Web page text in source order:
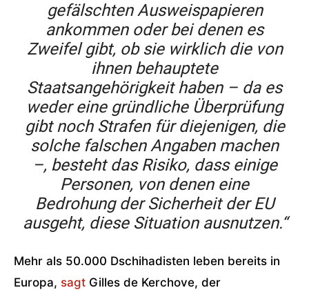
gefälschten Ausweispapieren
ankommen oder bei denen es
Zweifel gibt, ob sie wirklich die von
ihnen behauptete
Staatsangehörigkeit haben – da es
weder eine gründliche Überprüfung
gibt noch Strafen für diejenigen, die
solche falschen Angaben machen
–, besteht das Risiko, dass einige
Personen, von denen eine
Bedrohung der Sicherheit der EU
ausgeht, diese Situation ausnutzen.“
Mehr als 50.000 Dschihadisten leben bereits in
Europa, sagt Gilles de Kerchove, der